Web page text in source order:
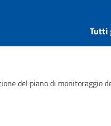
Tutti
del piano di monitoraggio